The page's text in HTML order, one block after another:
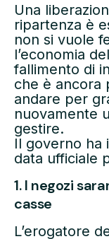
Una
ripartenza è
non si vuole
l’economia
fallimento di
che è ancora
andare per
nuovamente
gestire.
Il governo ha
data ufficiale
1. I negozi
casse
L’erogatore